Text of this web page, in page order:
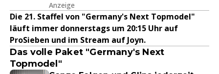
Anzeige
Die 21. Staffel von "Germany's Next Topmodel"
läuft immer donnerstags um 20:15 Uhr auf
ProSieben und im Stream auf Joyn.
Das volle Paket "Germany's Next
Topmodel"